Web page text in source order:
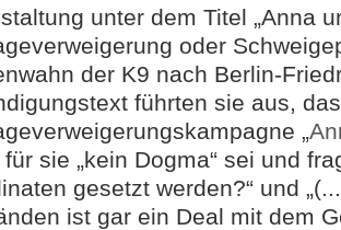
unter dem Titel „Anna
oder
der K9 nach Berlin-
führten sie aus,
„
für sie „kein Dogma“ sei und
gesetzt werden?“ und
ist gar ein Deal mit dem